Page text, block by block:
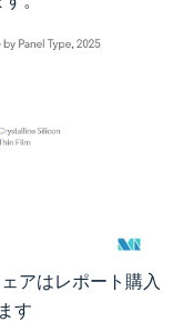
表示が必要です。
アはレポート購入
す